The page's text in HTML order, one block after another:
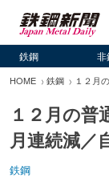
鉄鋼 非
HOME 鉄鋼 １２月
１２月の普
月連続減／
鉄鋼